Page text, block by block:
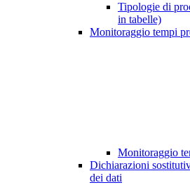
Tipologie di
in tabelle)
Monitoraggio tempi
Monitoraggio
Dichiarazioni
dei dati